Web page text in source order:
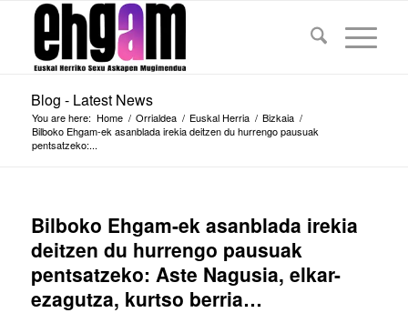
Blog - Latest News
You are here: Home / Orrialdea / Euskal Herria / Bizkaia /
Bilboko Ehgam-ek asanblada irekia deitzen du hurrengo pausuak
pentsatzeko:...
Bilboko Ehgam-ek asanblada irekia
deitzen du hurrengo pausuak
pentsatzeko: Aste Nagusia, elkar-
ezagutza, kurtso berria…